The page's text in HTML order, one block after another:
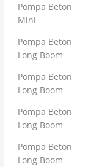
Pompa Beton
Mini
Pompa Beton
Long Boom
Pompa Beton
Long Boom
Pompa Beton
Long Boom
Pompa Beton
Long Boom